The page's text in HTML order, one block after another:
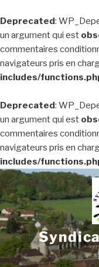
Deprecated:
un argument qui est
commentaires
navigateurs pris en
includes/
Deprecated:
un argument qui est
commentaires
navigateurs pris en
includes/
Aller
au
contenu
principal